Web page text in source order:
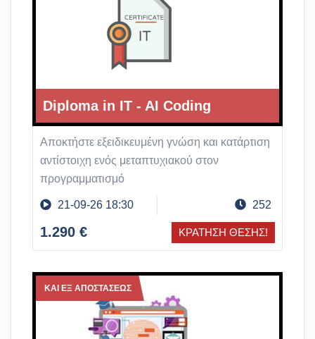
Diploma in IT - AI Coding
Αποκτήστε εξειδικευμένη γνώση και κατάρτιση
αντίστοιχη ενός μεταπτυχιακού στον
προγραμματισμό
21-09-26 18:30 252
1.290 € ΚΡΑΤΗΣΗ ΘΕΣΗΣ!
ΚΑΙ ΕΞ ΑΠΟΣΤΑΣΕΩΣ